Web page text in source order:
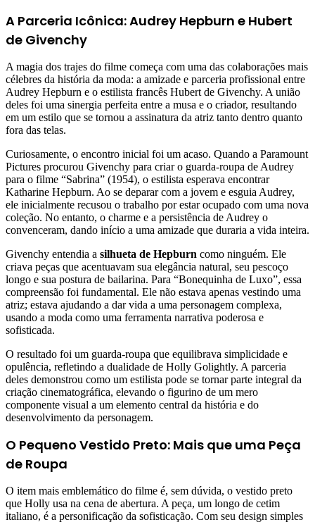
A Parceria Icônica: Audrey Hepburn e Hubert
de Givenchy
A magia dos trajes do filme começa com uma das colaborações mais
célebres da história da moda: a amizade e parceria profissional entre
Audrey Hepburn e o estilista francês Hubert de Givenchy. A união
deles foi uma sinergia perfeita entre a musa e o criador, resultando
em um estilo que se tornou a assinatura da atriz tanto dentro quanto
fora das telas.
Curiosamente, o encontro inicial foi um acaso. Quando a Paramount
Pictures procurou Givenchy para criar o guarda-roupa de Audrey
para o filme “Sabrina” (1954), o estilista esperava encontrar
Katharine Hepburn. Ao se deparar com a jovem e esguia Audrey,
ele inicialmente recusou o trabalho por estar ocupado com uma nova
coleção. No entanto, o charme e a persistência de Audrey o
convenceram, dando início a uma amizade que duraria a vida inteira.
Givenchy entendia a silhueta de Hepburn como ninguém. Ele
criava peças que acentuavam sua elegância natural, seu pescoço
longo e sua postura de bailarina. Para “Bonequinha de Luxo”, essa
compreensão foi fundamental. Ele não estava apenas vestindo uma
atriz; estava ajudando a dar vida a uma personagem complexa,
usando a moda como uma ferramenta narrativa poderosa e
sofisticada.
O resultado foi um guarda-roupa que equilibrava simplicidade e
opulência, refletindo a dualidade de Holly Golightly. A parceria
deles demonstrou como um estilista pode se tornar parte integral da
criação cinematográfica, elevando o figurino de um mero
componente visual a um elemento central da história e do
desenvolvimento da personagem.
O Pequeno Vestido Preto: Mais que uma Peça
de Roupa
O item mais emblemático do filme é, sem dúvida, o vestido preto
que Holly usa na cena de abertura. A peça, um longo de cetim
italiano, é a personificação da sofisticação. Com seu design simples